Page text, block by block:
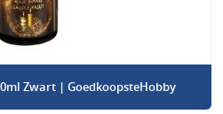
Zwart | GoedkoopsteHobby